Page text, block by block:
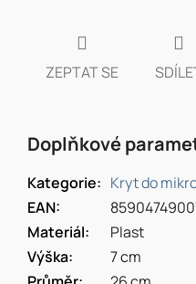
ZEPTAT SE
Doplňkové
Kategorie: Kryt do
EAN:
Materiál:
Plast
Výška:
7 cm